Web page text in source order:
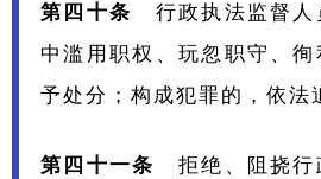
第四十条
行政执法监督人
中滥用职权、玩忽职守、
予处分；构成犯罪的，依法
第四十一条 拒绝、阻挠